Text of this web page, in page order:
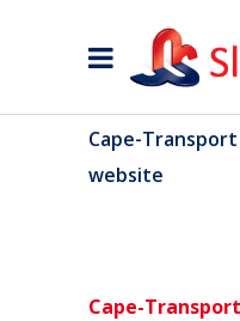
Cape-
website
Cape-